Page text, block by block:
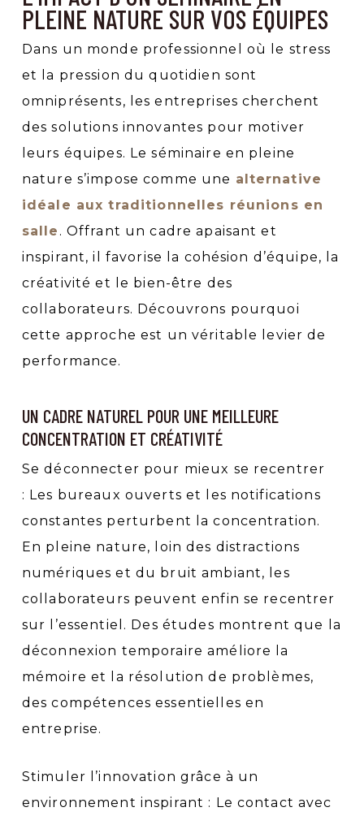
PLEINE NATURE SUR VOS ÉQUIPES
Dans un monde professionnel où le stress
et la pression du quotidien sont
omniprésents, les entreprises cherchent
des solutions innovantes pour motiver
leurs équipes. Le séminaire en pleine
nature s’impose comme une alternative
idéale aux traditionnelles réunions en
salle . Offrant un cadre apaisant et
inspirant, il favorise la cohésion d’équipe, la
créativité et le bien-être des
collaborateurs. Découvrons pourquoi
cette approche est un véritable levier de
performance.
UN CADRE NATUREL POUR UNE MEILLEURE
CONCENTRATION ET CRÉATIVITÉ
Se déconnecter pour mieux se recentrer
: Les bureaux ouverts et les notifications
constantes perturbent la concentration.
En pleine nature, loin des distractions
numériques et du bruit ambiant, les
collaborateurs peuvent enfin se recentrer
sur l’essentiel. Des études montrent que la
déconnexion temporaire améliore la
mémoire et la résolution de problèmes,
des compétences essentielles en
entreprise.
Stimuler l’innovation grâce à un
environnement inspirant : Le contact avec